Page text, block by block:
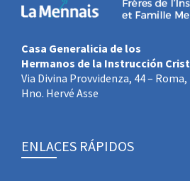
Casa Generalicia de los
Hermanos de la Instrucción
Via Divina Provvidenza, 44 –
Hno. Hervé Asse
ENLACES RÁPIDOS